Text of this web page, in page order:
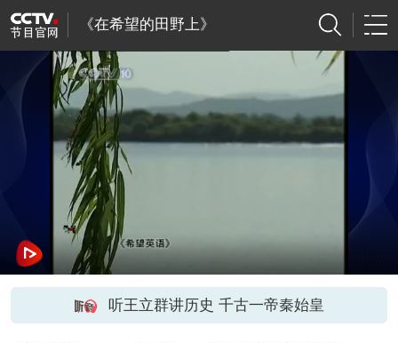
《在希望的田野上》
听王立群讲历史 千古一帝秦始皇